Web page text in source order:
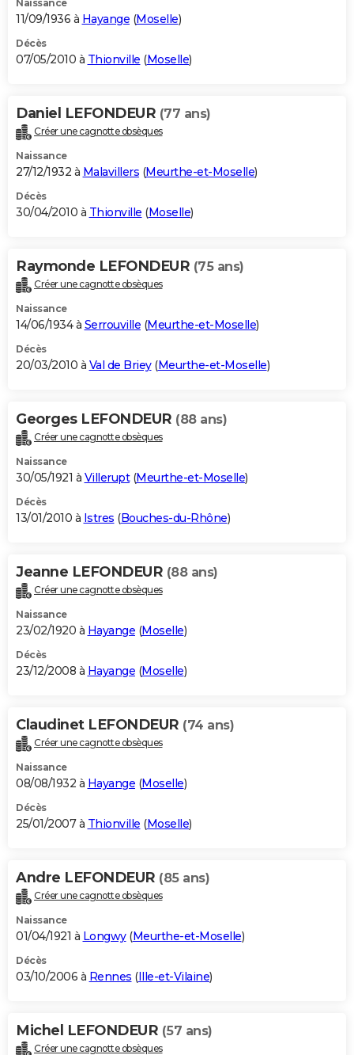
Naissance
11/09/1936 à Hayange (Moselle)
Décès
07/05/2010 à Thionville (Moselle)
Daniel LEFONDEUR (77 ans)
Créer une cagnotte obsèques
Naissance
27/12/1932 à Malavillers (Meurthe-et-Moselle)
Décès
30/04/2010 à Thionville (Moselle)
Raymonde LEFONDEUR (75 ans)
Créer une cagnotte obsèques
Naissance
14/06/1934 à Serrouville (Meurthe-et-Moselle)
Décès
20/03/2010 à Val de Briey(Meurthe-et-Moselle)
Georges LEFONDEUR (88 ans)
Créer une cagnotte obsèques
Naissance
30/05/1921 à Villerupt(Meurthe-et-Moselle)
Décès
13/01/2010 à Istres (Bouches-du-Rhône)
Jeanne LEFONDEUR (88 ans)
Créer une cagnotte obsèques
Naissance
23/02/1920 à Hayange (Moselle)
Décès
23/12/2008 à Hayange (Moselle)
Claudinet LEFONDEUR (74 ans)
Créer une cagnotte obsèques
Naissance
08/08/1932 à Hayange (Moselle)
Décès
25/01/2007 à Thionville (Moselle)
Andre LEFONDEUR (85 ans)
Créer une cagnotte obsèques
Naissance
01/04/1921 à Longwy(Meurthe-et-Moselle)
Décès
03/10/2006 à Rennes (Ille-et-Vilaine)
Michel LEFONDEUR (57 ans)
Créer une cagnotte obsèques